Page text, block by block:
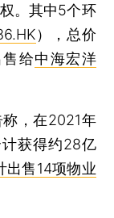
。其中5个环
），总价
给中海宏洋
，在2021年
获得约28亿
出售14项物业